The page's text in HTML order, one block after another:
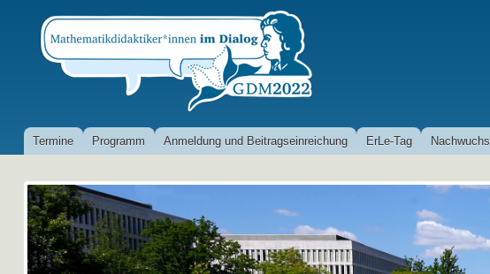
Termine Programm Anmeldung und Beitragseinreichung ErLe-Tag Nachwuchs